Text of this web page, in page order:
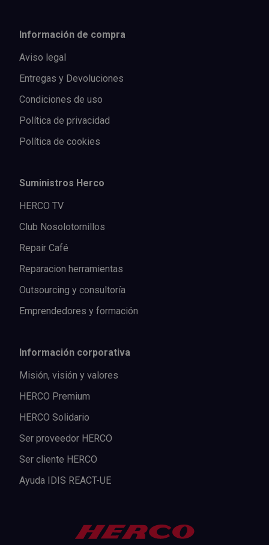
Información de compra
Aviso legal
Entregas y Devoluciones
Condiciones de uso
Política de privacidad
Política de cookies
Suministros Herco
HERCO TV
Club Nosolotornillos
Repair Café
Reparacion herramientas
Outsourcing y consultoría
Emprendedores y formación
Información corporativa
Misión, visión y valores
HERCO Premium
HERCO Solidario
Ser proveedor HERCO
Ser cliente HERCO
Ayuda IDIS REACT-UE